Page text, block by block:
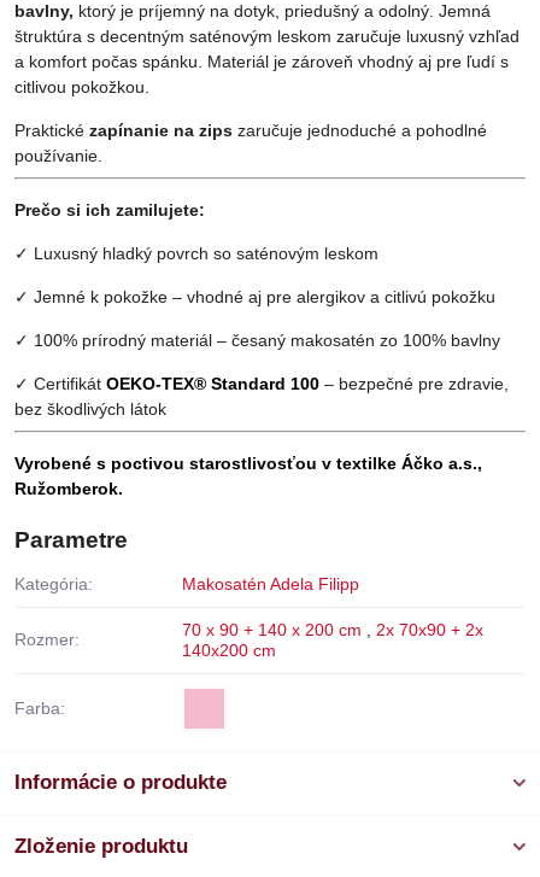
bavlny, ktorý je príjemný na dotyk, priedušný a odolný. Jemná
štruktúra s decentným saténovým leskom zaručuje luxusný vzhľad
a komfort počas spánku. Materiál je zároveň vhodný aj pre ľudí s
citlivou pokožkou.
Praktické zapínanie na zips zaručuje jednoduché a pohodlné
používanie.
Prečo si ich zamilujete:
✓ Luxusný hladký povrch so saténovým leskom
✓ Jemné k pokožke – vhodné aj pre alergikov a citlivú pokožku
✓ 100% prírodný materiál – česaný makosatén zo 100% bavlny
✓ Certifikát OEKO-TEX® Standard 100 – bezpečné pre zdravie,
bez škodlivých látok
Vyrobené s poctivou starostlivosťou v textilke Áčko a.s.,
Ružomberok.
Parametre
Kategória: Makosatén Adela Filipp
Rozmer: 70 x 90 + 140 x 200 cm , 2x 70x90 + 2x
140x200 cm
Farba:
Informácie o produkte
Zloženie produktu